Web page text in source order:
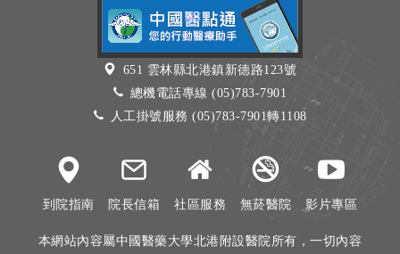
651 雲林縣北港鎮新德路123號
總機電話專線 (05)783-7901
人工掛號服務 (05)783-7901轉1108
到院指南 院長信箱 社區服務 無菸醫院 影片專區
本網站內容屬中國醫藥大學北港附設醫院所有，一切內容